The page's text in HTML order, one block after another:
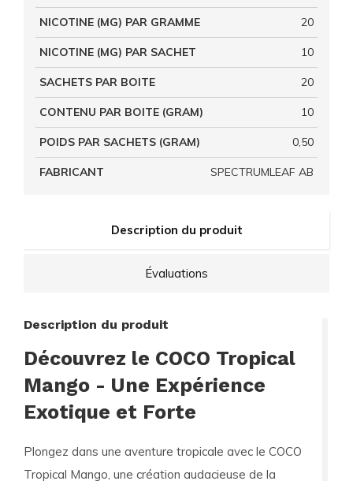
Description du produit
Évaluations
Description du produit
Découvrez le COCO Tropical
Mango - Une Expérience
Exotique et Forte
Plongez dans une aventure tropicale avec le COCO
Tropical Mango, une création audacieuse de la
NICOTINE (MG) PAR GRAMME 20
NICOTINE (MG) PAR SACHET 10
SACHETS PAR BOITE 20
CONTENU PAR BOITE (GRAM) 10
POIDS PAR SACHETS (GRAM) 0,50
FABRICANT SPECTRUMLEAF AB